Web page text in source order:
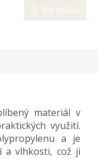
Do košíku
materiál v
využití.
a je
a vlhkosti, což ji